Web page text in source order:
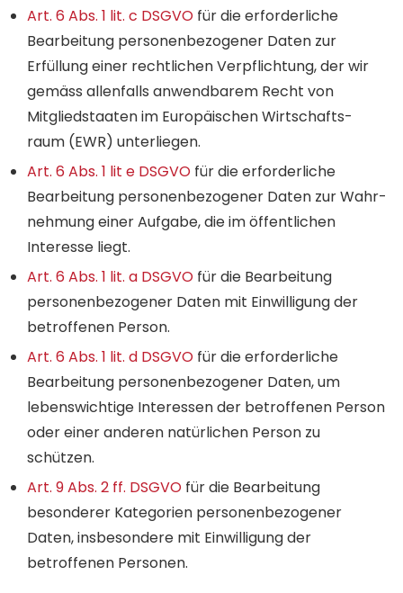
Art. 6 Abs. 1 lit. c DSGVO für die erforderliche
Bearbeitung personen­bezogener Daten zur
Erfüllung einer recht­lichen Ver­pflichtung, der wir
gemäss allen­falls anwendbarem Recht von
Mitgliedstaaten im Europäischen Wirtschafts­
raum (EWR) unterliegen.
Art. 6 Abs. 1 lit e DSGVO für die erforderliche
Bearbeitung personen­bezogener Daten zur Wahr­
nehmung einer Aufgabe, die im öffent­lichen
Interesse liegt.
Art. 6 Abs. 1 lit. a DSGVO für die Bearbeitung
personen­bezogener Daten mit Ein­willigung der
betroffenen Person.
Art. 6 Abs. 1 lit. d DSGVO für die erforderliche
Bearbeitung personen­bezogener Daten, um
lebens­wichtige Interessen der betroffenen Person
oder einer anderen natürlichen Person zu
schützen.
Art. 9 Abs. 2 ff. DSGVO für die Bear­beitung
besonderer Kate­gorien personen­bezogener
Daten, ins­besondere mit Ein­willigung der
betroffenen Personen.